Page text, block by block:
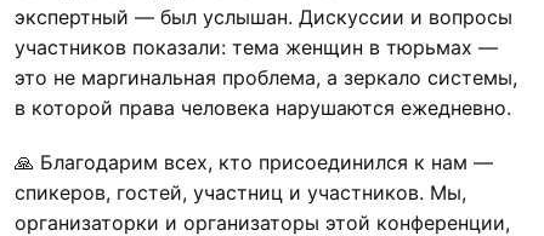
экспертный — был услышан. Дискуссии и вопросы
участников показали: тема женщин в тюрьмах —
это не маргинальная проблема, а зеркало системы,
в которой права человека нарушаются ежедневно.
🙏 Благодарим всех, кто присоединился к нам —
спикеров, гостей, участниц и участников. Мы,
организаторки и организаторы этой конференции,